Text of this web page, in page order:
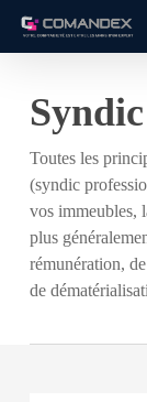
Skip
content
Toutes les
(syndic
vos immeubles,
plus
rémunération,
de